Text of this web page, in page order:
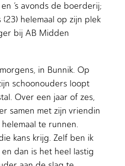
’s avonds de boerderij;
helemaal op zijn plek
bij AB Midden
in Bunnik. Op
schoonouders loopt
Over een jaar of zes,
samen met zijn vriendin
te runnen.
kans krijg. Zelf ben ik
dan is het heel lastig